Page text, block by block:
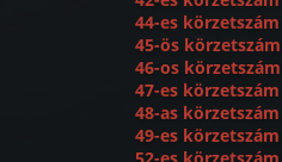
44-es körzetszám
45-ös körzetszám
46-os körzetszám
47-es körzetszám
48-as körzetszám
49-es körzetszám